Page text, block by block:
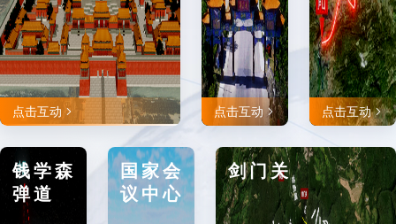
点击互动 点击互动 点击互动
钱学森
弹道
国家会
议中心
剑门关